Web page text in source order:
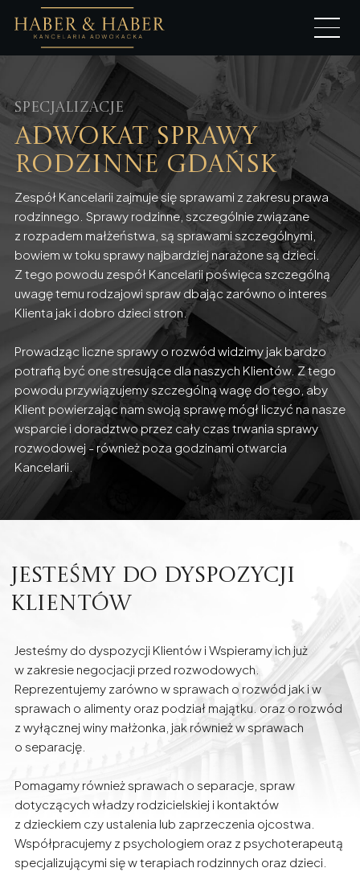
Specjalizacje
Adwokat sprawy
rodzinne Gdańsk
Zespół Kancelarii zajmuje się sprawami z zakresu prawa
rodzinnego. Sprawy rodzinne, szczególnie związane
z rozpadem małżeństwa, są sprawami szczególnymi,
bowiem w toku sprawy najbardziej narażone są dzieci.
Z tego powodu zespół Kancelarii poświęca szczególną
uwagę temu rodzajowi spraw dbając zarówno o interes
Klienta jak i dobro dzieci stron.
Prowadząc liczne sprawy o rozwód widzimy jak bardzo
potrafią być one stresujące dla naszych Klientów. Z tego
powodu przywiązujemy szczególną wagę do tego, aby
Klient powierzając nam swoją sprawę mógł liczyć na nasze
wsparcie i doradztwo przez cały czas trwania sprawy
rozwodowej - również poza godzinami otwarcia
Kancelarii.
Jesteśmy do dyspozycji
Klientów
Jesteśmy do dyspozycji Klientów i Wspieramy ich już
w zakresie negocjacji przed rozwodowych.
Reprezentujemy zarówno w sprawach o rozwód jak i w
sprawach o alimenty oraz podział majątku. oraz o rozwód
z wyłącznej winy małżonka, jak również w sprawach
o separację.
Pomagamy również sprawach o separacje, spraw
dotyczących władzy rodzicielskiej i kontaktów
z dzieckiem czy ustalenia lub zaprzeczenia ojcostwa.
Współpracujemy z psychologiem oraz z psychoterapeutą
specjalizującymi się w terapiach rodzinnych oraz dzieci.